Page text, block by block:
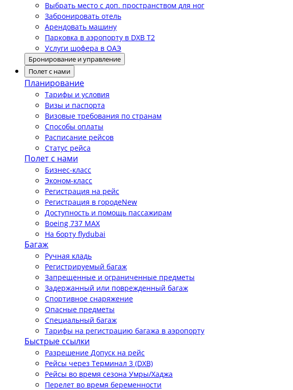
Выбрать место с доп. пространством для ног
Забронировать отель
Арендовать машину
Парковка в аэропорту в DXB T2
Услуги шофера в ОАЭ
Бронирование и управление
Полет с нами
Планирование
Тарифы и условия
Визы и паспорта
Визовые требования по странам
Способы оплаты
Расписание рейсов
Статус рейса
Полет с нами
Бизнес-класс
Эконом-класс
Регистрация на рейс
Регистрация в городеNew
Доступность и помощь пассажирам
Boeing 737 MAX
На борту flydubai
Багаж
Ручная кладь
Регистрируемый багаж
Запрещенные и ограниченные предметы
Задержанный или поврежденный багаж
Спортивное снаряжение
Опасные предметы
Специальный багаж
Тарифы на регистрацию багажа в аэропорту
Быстрые ссылки
Разрешение Допуск на рейс
Рейсы через Терминал 3 (DXB)
Рейсы во время сезона Умры/Хаджа
Перелет во время беременности